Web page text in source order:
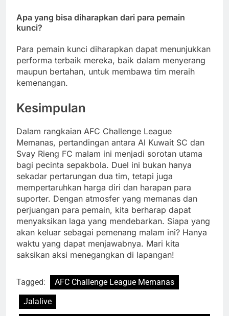
Apa yang bisa diharapkan dari para pemain
kunci?
Para pemain kunci diharapkan dapat menunjukkan
performa terbaik mereka, baik dalam menyerang
maupun bertahan, untuk membawa tim meraih
kemenangan.
Kesimpulan
Dalam rangkaian AFC Challenge League
Memanas, pertandingan antara Al Kuwait SC dan
Svay Rieng FC malam ini menjadi sorotan utama
bagi pecinta sepakbola. Duel ini bukan hanya
sekadar pertarungan dua tim, tetapi juga
mempertaruhkan harga diri dan harapan para
suporter. Dengan atmosfer yang memanas dan
perjuangan para pemain, kita berharap dapat
menyaksikan laga yang mendebarkan. Siapa yang
akan keluar sebagai pemenang malam ini? Hanya
waktu yang dapat menjawabnya. Mari kita
saksikan aksi menegangkan di lapangan!
Tagged:
AFC Challenge League Memanas
Jalalive